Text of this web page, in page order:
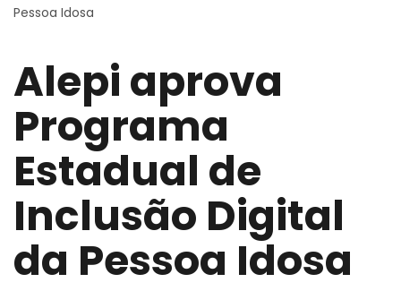
Pessoa Idosa
Alepi aprova
Programa
Estadual de
Inclusão Digital
da Pessoa Idosa